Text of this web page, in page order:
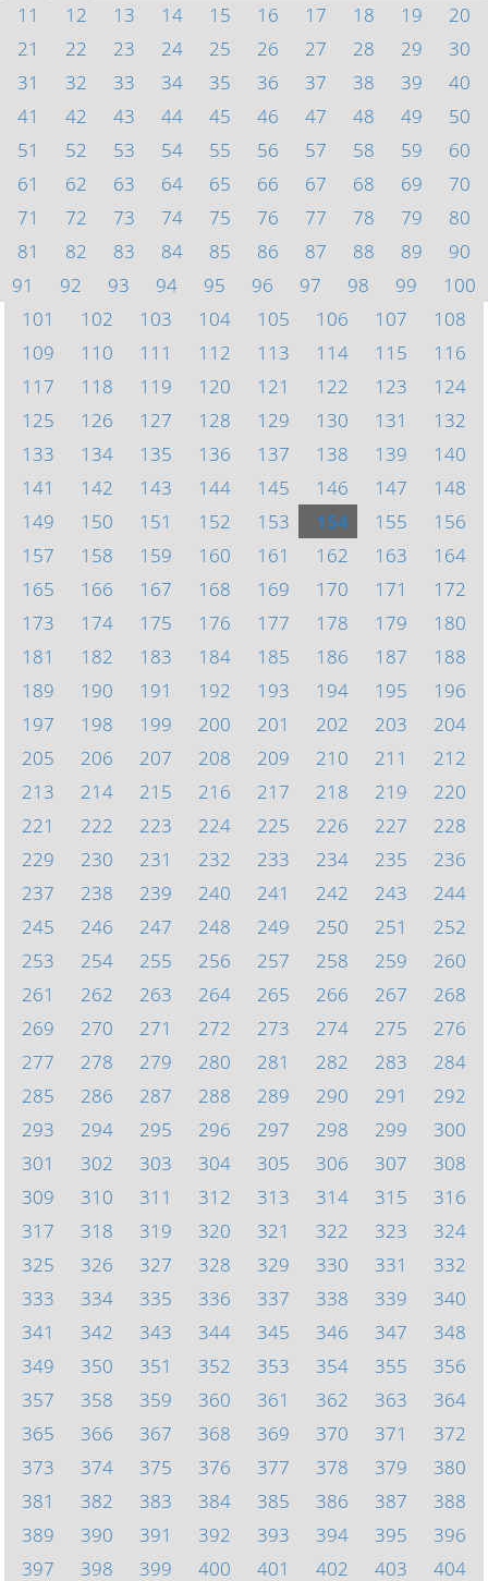
11
12 13 14 15 16 17 18 19
20
21
22 23 24 25 26 27 28 29
30
31
32 33 34 35 36 37 38 39
40
41
42 43 44 45 46 47 48 49
50
51
52 53 54 55 56 57 58 59
60
61
62 63 64 65 66 67 68 69
70
71
72 73 74 75 76 77 78 79
80
81
82 83 84 85 86 87 88 89
90
91
92 93 94 95 96 97 98 99
100
101
102 103 104 105 106 107
108
109
110 111 112 113 114 115
116
117
118 119 120 121 122 123
124
125
126 127 128 129 130 131
132
133
134 135 136 137 138 139
140
141
142 143 144 145 146 147
148
149
150 151 152 153 154 155
156
157
158 159 160 161 162 163
164
165
166 167 168 169 170 171
172
173
174 175 176 177 178 179
180
181
182 183 184 185 186 187
188
189
190 191 192 193 194 195
196
197
198 199 200 201 202 203
204
205
206 207 208 209 210 211
212
213
214 215 216 217 218 219
220
221
222 223 224 225 226 227
228
229
230 231 232 233 234 235
236
237
238 239 240 241 242 243
244
245
246 247 248 249 250 251
252
253
254 255 256 257 258 259
260
261
262 263 264 265 266 267
268
269
270 271 272 273 274 275
276
277
278 279 280 281 282 283
284
285
286 287 288 289 290 291
292
293
294 295 296 297 298 299
300
301
302 303 304 305 306 307
308
309
310 311 312 313 314 315
316
317
318 319 320 321 322 323
324
325
326 327 328 329 330 331
332
333
334 335 336 337 338 339
340
341
342 343 344 345 346 347
348
349
350 351 352 353 354 355
356
357
358 359 360 361 362 363
364
365
366 367 368 369 370 371
372
373
374 375 376 377 378 379
380
381
382 383 384 385 386 387
388
389
390 391 392 393 394 395
396
397
398 399 400 401 402 403 404